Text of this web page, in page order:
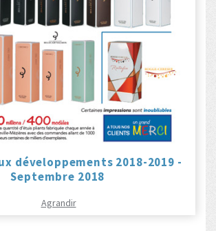
développements 2018-2019 -
Septembre 2018
Agrandir